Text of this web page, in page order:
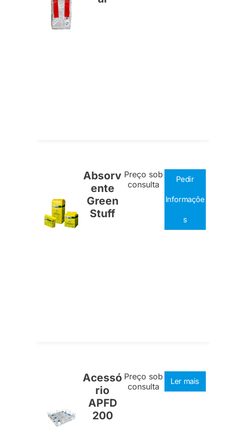
Absorv
ente
Green
Stuff
Preço sob
consulta
Pedir
Informaçõe
s
Acessó
rio
APFD
200
Preço sob
consulta
Ler mais